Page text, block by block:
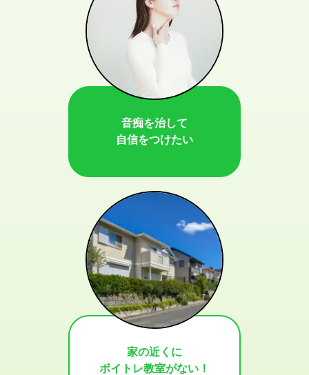
音痴を治して
自信をつけたい
家の近くに
ボイトレ教室がない！